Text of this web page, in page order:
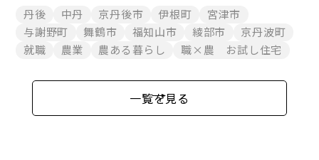
丹後
中丹 京丹後市 伊根町
宮津市
与謝野町
舞鶴市 福知山市 綾部市
京丹波町
就職
農業 農ある暮らし 職×農 お試し住宅
一覧を見る